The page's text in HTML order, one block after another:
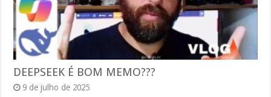
DEEPSEEK É BOM MEMO???
9 de julho de 2025